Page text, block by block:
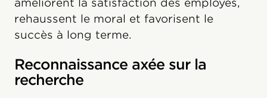
améliorent la satisfaction des employés,
rehaussent le moral et favorisent le
succès à long terme.
Reconnaissance axée sur la
recherche